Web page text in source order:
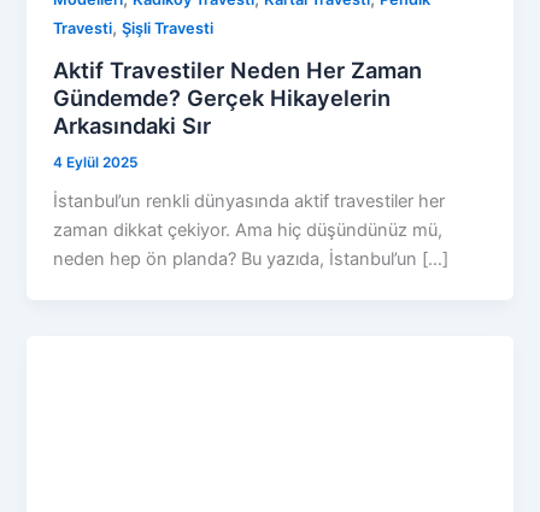
Travesti,Şişli Travesti
Aktif Travestiler Neden Her Zaman
Gündemde? Gerçek Hikayelerin
Arkasındaki Sır
4 Eylül 2025
İstanbul’un renkli dünyasında aktif travestiler her
zaman dikkat çekiyor. Ama hiç düşündünüz mü,
neden hep ön planda? Bu yazıda, İstanbul’un […]